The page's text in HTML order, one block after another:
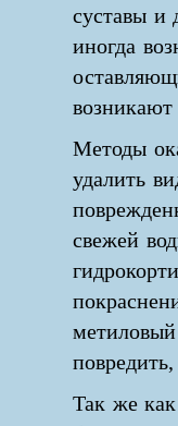
суставы и
иногда
Методы
удалить
свежей
Так же